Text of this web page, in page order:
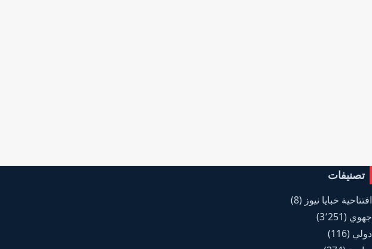
تصنيفات
افتتاحية خبايا نيوز (8)
جهوي (3٬251)
دولي (116)